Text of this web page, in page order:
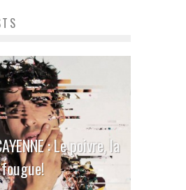
: Le poivre, la
fougue!